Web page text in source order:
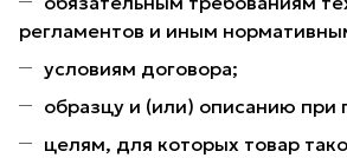
регламентов и иным
условиям договора;
образцу и (или) описанию при
целям, для которых товар